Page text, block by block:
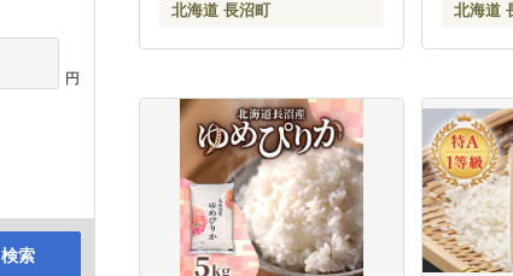
円
検索
北海道 長沼町 北海道